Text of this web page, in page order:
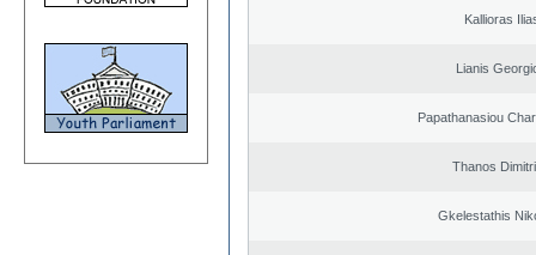
Kallioras
Lianis
Papathanasiou
Thanos
Gkelestathis